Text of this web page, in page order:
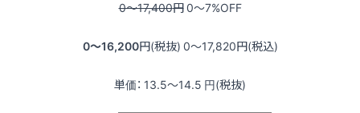
0〜17,400円0〜7%OFF
0〜16,200円(税抜) 0〜17,820円(税込)
単価： 13.5〜14.5 円(税抜)